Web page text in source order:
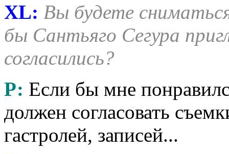
XL: Вы будете
бы Сантьяго Сегура
согласились?
Р: Если бы мне
должен согласовать
гастролей, записей...